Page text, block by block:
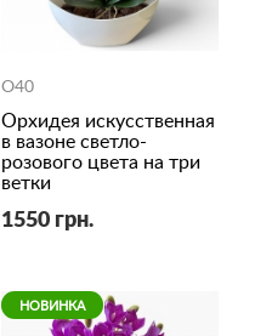
O40
Орхидея искусственная
в вазоне светло-
розового цвета на три
ветки
1550 грн.
НОВИНКА